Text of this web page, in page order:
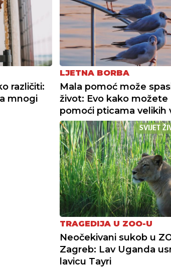
različiti:
mnogi
LJETNA BORBA
Mala pomoć može
život: Evo kako možete
pomoći pticama velikih
SVIJET
TRAGEDIJA U ZOO-U
Neočekivani sukob u
Zagreb: Lav Uganda
lavicu Tayri